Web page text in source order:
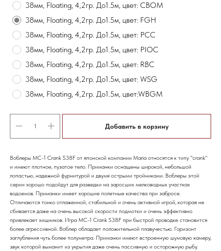
38мм, Floating, 4,2гр. До1.5м, цвет: CBOM
38мм, Floating, 4,2гр. До1.5м, цвет: FGH
38мм, Floating, 4,2гр. До1.5м, цвет: PCC
38мм, Floating, 4,2гр. До1.5м, цвет: PIOC
38мм, Floating, 4,2гр. До1.5м, цвет: RBC
38мм, Floating, 4,2гр. До1.5м, цвет: WSG
38мм, Floating, 4,2гр. До1.5м, цвет:WBGM
Добавить в корзину
Воблеры MC-1 Crank S38F от японской компании Maria относятся к типу "crank"
и имеют плотное, пузатое тело. Приманки оснащены широкой, небольшой
лопастью, надежной фурнитурой и двумя острыми тройниками. Воблеры этой
серии хорошо подойдут для разведки на заросших мелководных участках
водоемов. Приманки имеет хорошие полетные качества при забросе.
Отличаются тонко отлаженной, стабильной и очень активной игрой, которая не
сбивается даже на очень высокой скорости подмотки и очень эффективно
привлекает хищников. Игра MC-1 Crank S38F при быстрой проводке становится
более агрессивной. Воблер обладает положительной плавучестью. Горизонт
заглубления чуть более полуметра. Приманки имеют встроенную шумовую камеру,
звук которой выманит из укрытия даже очень пассивную и осторожную рыбу.